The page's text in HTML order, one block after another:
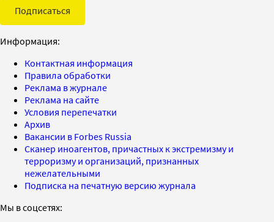
Подписаться
Информация:
Контактная информация
Правила обработки
Реклама в журнале
Реклама на сайте
Условия перепечатки
Архив
Вакансии в Forbes Russia
Сканер иноагентов, причастных к экстремизму и
терроризму и организаций, признанных
нежелательными
Подписка на печатную версию журнала
Мы в соцсетях: